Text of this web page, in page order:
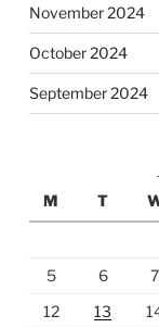
November 2024
October 2024
September 2024
M
T
5
6 7
12
13